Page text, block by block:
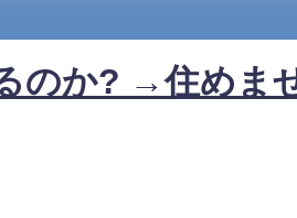
のか? →住めま